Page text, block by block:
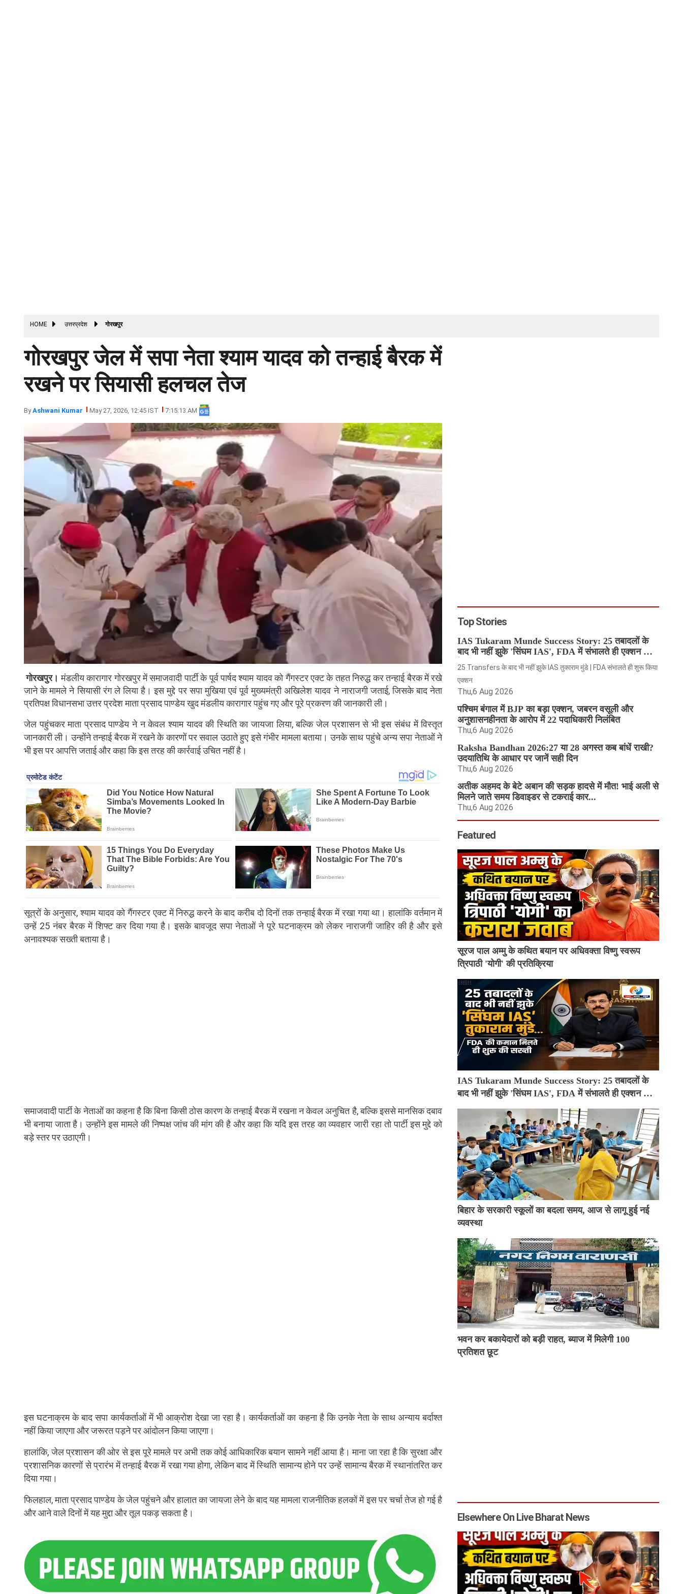
HOME उत्तरप्रदेश गोरखपुर
गोरखपुर जेल में सपा नेता श्याम यादव को तन्हाई बैरक में
रखने पर सियासी हलचल तेज
ByAshwani Kumar May 27, 2026, 12:45 IST 7:15:13 AM
गोरखपुर।मंडलीय कारागार गोरखपुर में समाजवादी पार्टी के पूर्व पार्षद श्याम यादव को गैंगस्टर एक्ट के तहत निरुद्ध कर तन्हाई बैरक में रखे
जाने के मामले ने सियासी रंग ले लिया है। इस मुद्दे पर सपा मुखिया एवं पूर्व मुख्यमंत्री अखिलेश यादव ने नाराजगी जताई, जिसके बाद नेता
प्रतिपक्ष विधानसभा उत्तर प्रदेश माता प्रसाद पाण्डेय खुद मंडलीय कारागार पहुंच गए और पूरे प्रकरण की जानकारी ली।
जेल पहुंचकर माता प्रसाद पाण्डेय ने न केवल श्याम यादव की स्थिति का जायजा लिया, बल्कि जेल प्रशासन से भी इस संबंध में विस्तृत
जानकारी ली। उन्होंने तन्हाई बैरक में रखने के कारणों पर सवाल उठाते हुए इसे गंभीर मामला बताया। उनके साथ पहुंचे अन्य सपा नेताओं ने
भी इस पर आपत्ति जताई और कहा कि इस तरह की कार्रवाई उचित नहीं है।
सूत्रों के अनुसार, श्याम यादव को गैंगस्टर एक्ट में निरुद्ध करने के बाद करीब दो दिनों तक तन्हाई बैरक में रखा गया था। हालांकि वर्तमान में
उन्हें 25 नंबर बैरक में शिफ्ट कर दिया गया है। इसके बावजूद सपा नेताओं ने पूरे घटनाक्रम को लेकर नाराजगी जाहिर की है और इसे
अनावश्यक सख्ती बताया है।
समाजवादी पार्टी के नेताओं का कहना है कि बिना किसी ठोस कारण के तन्हाई बैरक में रखना न केवल अनुचित है, बल्कि इससे मानसिक दबाव
भी बनाया जाता है। उन्होंने इस मामले की निष्पक्ष जांच की मांग की है और कहा कि यदि इस तरह का व्यवहार जारी रहा तो पार्टी इस मुद्दे को
बड़े स्तर पर उठाएगी।
इस घटनाक्रम के बाद सपा कार्यकर्ताओं में भी आक्रोश देखा जा रहा है। कार्यकर्ताओं का कहना है कि उनके नेता के साथ अन्याय बर्दाश्त
नहीं किया जाएगा और जरूरत पड़ने पर आंदोलन किया जाएगा।
हालांकि, जेल प्रशासन की ओर से इस पूरे मामले पर अभी तक कोई आधिकारिक बयान सामने नहीं आया है। माना जा रहा है कि सुरक्षा और
प्रशासनिक कारणों से प्रारंभ में तन्हाई बैरक में रखा गया होगा, लेकिन बाद में स्थिति सामान्य होने पर उन्हें सामान्य बैरक में स्थानांतरित कर
दिया गया।
फिलहाल, माता प्रसाद पाण्डेय के जेल पहुंचने और हालात का जायजा लेने के बाद यह मामला राजनीतिक हलकों में इस पर चर्चा तेज हो गई है
और आने वाले दिनों में यह मुद्दा और तूल पकड़ सकता है।
Top Stories
IAS Tukaram Munde Success Story: 25 तबादलों के
बाद भी नहीं झुके 'सिंघम IAS', FDA में संभालते ही एक्शन मोड
में आए
25 Transfers के बाद भी नहीं झुके IAS तुकाराम मुंडे | FDA संभालते ही शुरू किया
एक्शन
Thu,6 Aug 2026
पश्चिम बंगाल में BJP का बड़ा एक्शन, जबरन वसूली और
अनुशासनहीनता के आरोप में 22 पदाधिकारी निलंबित
Thu,6 Aug 2026
Raksha Bandhan 2026:27 या 28 अगस्त कब बांधें राखी?
उदयातिथि के आधार पर जानें सही दिन
Thu,6 Aug 2026
अतीक अहमद के बेटे अबान की सड़क हादसे में मौत! भाई अली से
मिलने जाते समय डिवाइडर से टकराई कार...
Thu,6 Aug 2026
Featured
सूरज पाल अम्मु के कथित बयान पर अधिवक्ता विष्णु स्वरूप
त्रिपाठी 'योगी' की प्रतिक्रिया
IAS Tukaram Munde Success Story: 25 तबादलों के
बाद भी नहीं झुके 'सिंघम IAS', FDA में संभालते ही एक्शन मोड
बिहार के सरकारी स्कूलों का बदला समय, आज से लागू हुई नई
व्यवस्था
भवन कर बकायेदारों को बड़ी राहत, ब्याज में मिलेगी 100
प्रतिशत छूट
Elsewhere On Live Bharat News